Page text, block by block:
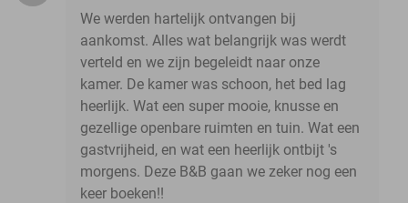
We werden hartelijk ontvangen bij
aankomst. Alles wat belangrijk was werdt
verteld en we zijn begeleidt naar onze
kamer. De kamer was schoon, het bed lag
heerlijk. Wat een super mooie, knusse en
gezellige openbare ruimten en tuin. Wat een
gastvrijheid, en wat een heerlijk ontbijt 's
morgens. Deze B&B gaan we zeker nog een
keer boeken!!